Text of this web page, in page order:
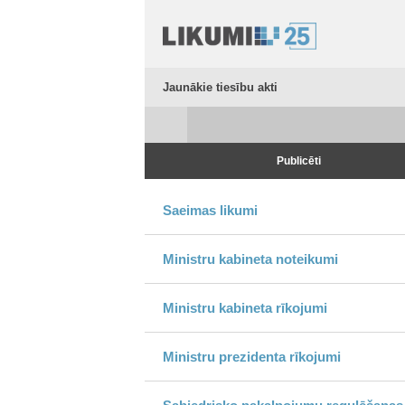
Jaunākie tiesību akti
Publicēti
Saeimas likumi
Ministru kabineta noteikumi
Ministru kabineta rīkojumi
Ministru prezidenta rīkojumi